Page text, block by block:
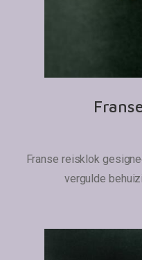
Franse reisklok
vergulde